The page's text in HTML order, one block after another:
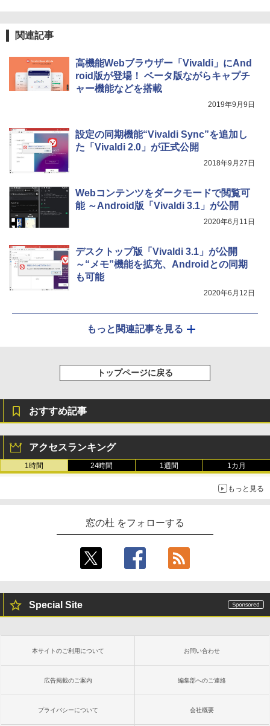
￥115,980
関連記事
高機能Webブラウザー「Vivaldi」にAnd
roid版が登場！ ベータ版ながらキャプチ
ャー機能などを搭載
2019年9月9日
設定の同期機能“Vivaldi Sync”を追加し
た「Vivaldi 2.0」が正式公開
2018年9月27日
Webコンテンツをダークモードで閲覧可
能 ～Android版「Vivaldi 3.1」が公開
2020年6月11日
デスクトップ版「Vivaldi 3.1」が公開
～“メモ”機能を拡充、Androidとの同期
も可能
2020年6月12日
もっと関連記事を見る
トップページに戻る
おすすめ記事
アクセスランキング
1時間 24時間 1週間 1カ月
もっと見る
窓の杜 をフォローする
Special Site
本サイトのご利用について お問い合わせ
広告掲載のご案内 編集部へのご連絡
プライバシーについて 会社概要